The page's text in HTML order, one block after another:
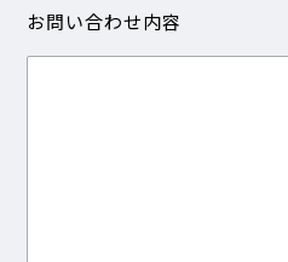
お問い合わせ内容